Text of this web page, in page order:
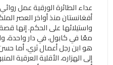
عداء الطائرة الورقية عمل
أفغانستان منذ أواخر العصر
واستيلائها على الحكم. إنها
معًا في كابول، في دار واحدة،
هو ابن رجل أعمال ثري، أما
إلى الهزاره، الأقلية العرقية